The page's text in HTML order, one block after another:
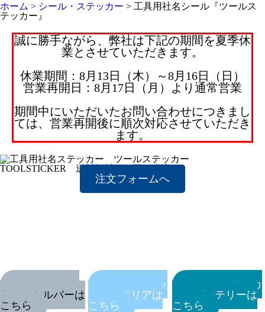
工具用社名シール『ツールステッカー』
工具用社名シール『ツールステッカー・クリア』
ガスメーター（マイコンメーター）用 社名ラベルステッカ
ー・連絡先シール
知多半島情報交換市場
オリジナル印刷うちわ
ピンバッジ
店主挨拶動画（YouTube動画CM/TAD：TENSYU AISATSU
DOGA）
販促・業務ツール
ホーム > シール・ステッカー > 工具用社名シール『ツールス
テッカー』
誠に勝手ながら、弊社は下記の期間を夏季休
業とさせていただきます。
休業期間：8月13日（木）～8月16日（日）
営業再開日：8月17日（月）より通常営業
期間中にいただいたお問い合わせにつきまし
ては、営業再開後に順次対応させていただき
ます。
注文フォームへ
カー・シルバーは
こちら
ツールステッ
カー・クリアは
こちら
ツールステッカ
ー・バッテリーは
こちら